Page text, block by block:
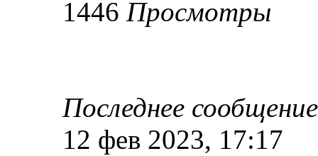
1446 Просмотры
Последнее
12 фев 2023, 17:17